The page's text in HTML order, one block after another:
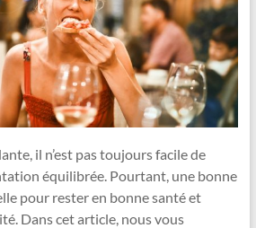
il n’est pas toujours facile de
équilibrée. Pourtant, une bonne
pour rester en bonne santé et
Dans cet article, nous vous